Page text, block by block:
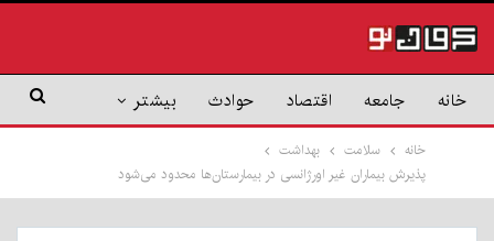
خانه جامعه اقتصاد حوادث بیشتر
خانه سلامت
بهداشت
پذیرش بیماران غیر اورژانسی در بیمارستان‌ها محدود می‌شود